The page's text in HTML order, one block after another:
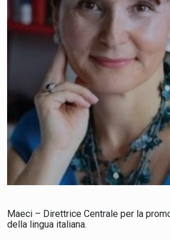
Maeci – Direttrice Centrale per la
della lingua italiana.